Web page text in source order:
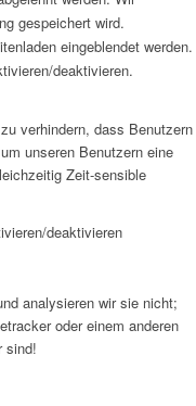
gespeichert wird.
eingeblendet werden.
deaktivieren.
verhindern, dass Benutzern
unseren Benutzern eine
Zeit-sensible
deaktivieren
analysieren wir sie nicht;
oder einem anderen
sind!